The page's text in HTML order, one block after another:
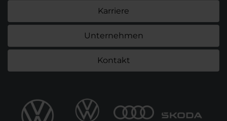
Karriere
Unternehmen
Kontakt